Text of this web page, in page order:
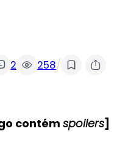
2 258/
contémspoilers]